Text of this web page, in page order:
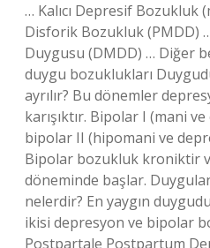
… Kalıcı Depresif Bozukluk
Disforik Bozukluk (PMDD)
Duygusu (DMDD) … Diğer
duygu bozuklukları
ayrılır? Bu dönemler
karışıktır. Bipolar I (mani
bipolar II (hipomani ve
Bipolar bozukluk kroniktir
döneminde başlar.
nelerdir? En yaygın
ikisi depresyon ve bipolar
Postpartale Postpartum